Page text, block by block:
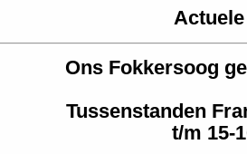
Ons Fokkersoog
Tussenstanden
t/m 15-